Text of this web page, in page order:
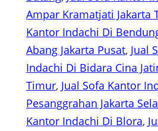
Ampar Kramatjati Jakarta
Kantor Indachi Di
Abang Jakarta Pusat, Jual
Indachi Di Bidara Cina
Timur, Jual Sofa Kantor
Pesanggrahan Jakarta
Kantor Indachi Di Blora,